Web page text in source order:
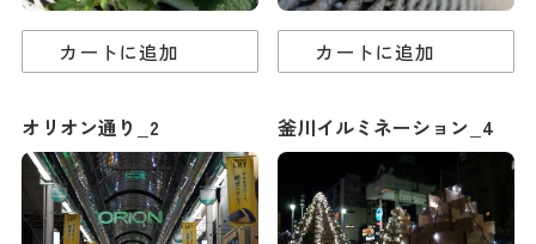
カートに追加 カートに追加
オリオン通り_2 釜川イルミネーション_4